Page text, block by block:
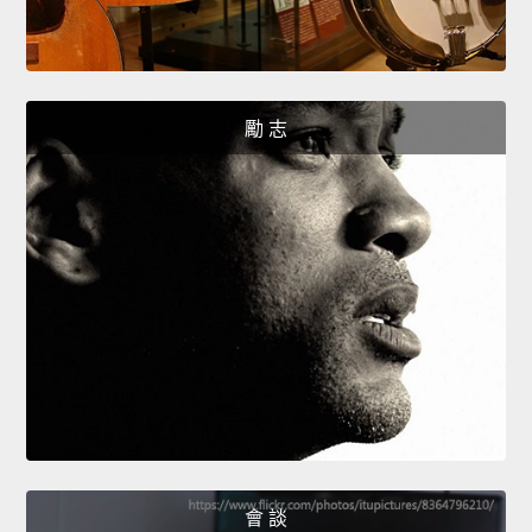
勵 志
會 談